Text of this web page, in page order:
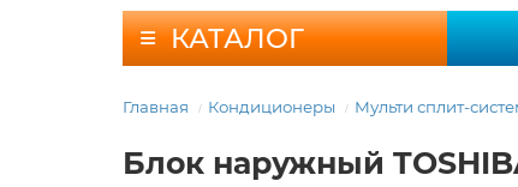
КАТАЛОГ
Главная Кондиционеры Мульти сплит-
Блок наружный